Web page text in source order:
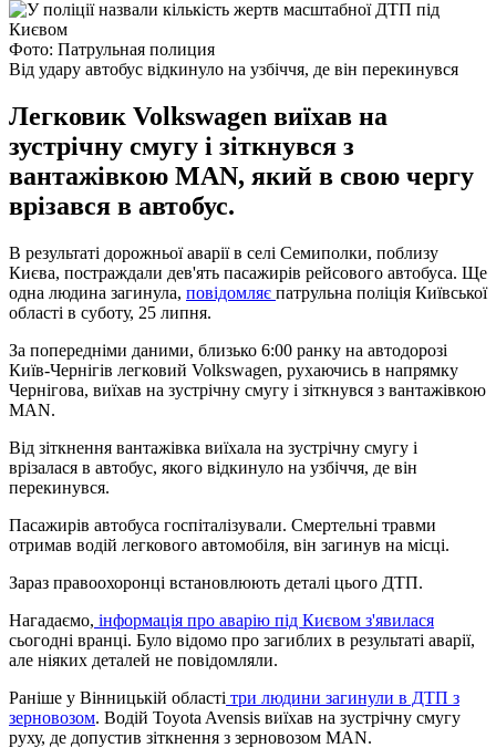
Фото: Патрульная полиция
Від удару автобус відкинуло на узбіччя, де він перекинувся
Легковик Volkswagen виїхав на
зустрічну смугу і зіткнувся з
вантажівкою MAN, який в свою чергу
врізався в автобус.
В результаті дорожньої аварії в селі Семиполки, поблизу
Києва, постраждали дев'ять пасажирів рейсового автобуса. Ще
одна людина загинула, повідомляє патрульна поліція Київської
області в суботу, 25 липня.
За попередніми даними, близько 6:00 ранку на автодорозі
Київ-Чернігів легковий Volkswagen, рухаючись в напрямку
Чернігова, виїхав на зустрічну смугу і зіткнувся з вантажівкою
MAN.
Від зіткнення вантажівка виїхала на зустрічну смугу і
врізалася в автобус, якого відкинуло на узбіччя, де він
перекинувся.
Пасажирів автобуса госпіталізували. Смертельні травми
отримав водій легкового автомобіля, він загинув на місці.
Зараз правоохоронці встановлюють деталі цього ДТП.
Нагадаємо, інформація про аварію під Києвом з'явилася
сьогодні вранці. Було відомо про загиблих в результаті аварії,
але ніяких деталей не повідомляли.
Раніше у Вінницькій області три людини загинули в ДТП з
зерновозом. Водій Toyota Avensis виїхав на зустрічну смугу
руху, де допустив зіткнення з зерновозом MAN.